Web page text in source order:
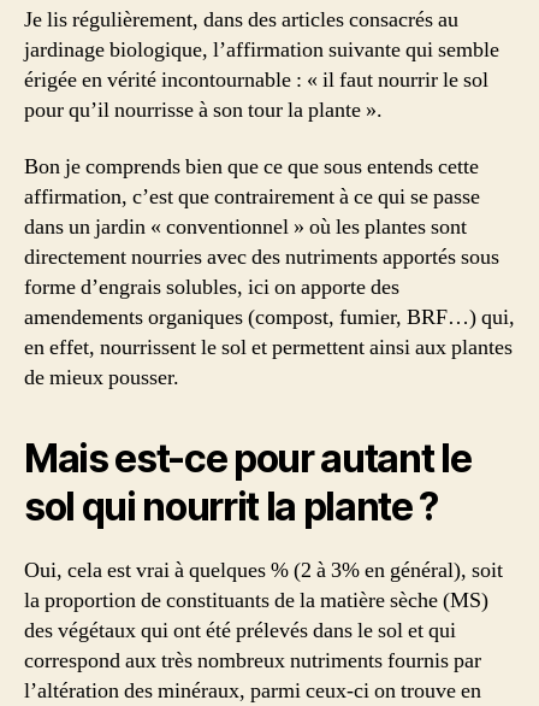
nourrir
plante,
est-
ce
juste
?
Je lis régulièrement, dans des articles consacrés au
jardinage biologique, l’affirmation suivante qui semble
érigée en vérité incontournable : « il faut nourrir le sol
pour qu’il nourrisse à son tour la plante ».
Bon je comprends bien que ce que sous entends cette
affirmation, c’est que contrairement à ce qui se passe
dans un jardin « conventionnel » où les plantes sont
directement nourries avec des nutriments apportés sous
forme d’engrais solubles, ici on apporte des
amendements organiques (compost, fumier, BRF…) qui,
en effet, nourrissent le sol et permettent ainsi aux plantes
de mieux pousser.
Mais est-ce pour autant le
sol qui nourrit la plante ?
Oui, cela est vrai à quelques % (2 à 3% en général), soit
la proportion de constituants de la matière sèche (MS)
des végétaux qui ont été prélevés dans le sol et qui
correspond aux très nombreux nutriments fournis par
l’altération des minéraux, parmi ceux-ci on trouve en